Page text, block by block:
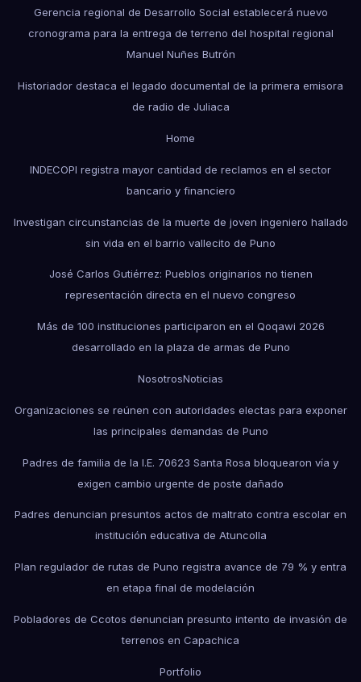
Gerencia regional de Desarrollo Social establecerá nuevo
cronograma para la entrega de terreno del hospital regional
Manuel Nuñes Butrón
Historiador destaca el legado documental de la primera emisora
de radio de Juliaca
Home
INDECOPI registra mayor cantidad de reclamos en el sector
bancario y financiero
Investigan circunstancias de la muerte de joven ingeniero hallado
sin vida en el barrio vallecito de Puno
José Carlos Gutiérrez: Pueblos originarios no tienen
representación directa en el nuevo congreso
Más de 100 instituciones participaron en el Qoqawi 2026
desarrollado en la plaza de armas de Puno
NosotrosNoticias
Organizaciones se reúnen con autoridades electas para exponer
las principales demandas de Puno
Padres de familia de la I.E. 70623 Santa Rosa bloquearon vía y
exigen cambio urgente de poste dañado
Padres denuncian presuntos actos de maltrato contra escolar en
institución educativa de Atuncolla
Plan regulador de rutas de Puno registra avance de 79 % y entra
en etapa final de modelación
Pobladores de Ccotos denuncian presunto intento de invasión de
terrenos en Capachica
Portfolio